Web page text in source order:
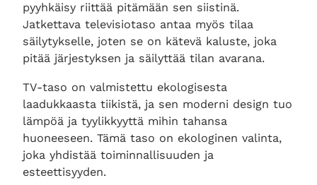
pyyhkäisy riittää pitämään sen siistinä.
Jatkettava televisiotaso antaa myös tilaa
säilytykselle, joten se on kätevä kaluste, joka
pitää järjestyksen ja säilyttää tilan avarana.
TV-taso on valmistettu ekologisesta
laadukkaasta tiikistä, ja sen moderni design tuo
lämpöä ja tyylikkyyttä mihin tahansa
huoneeseen. Tämä taso on ekologinen valinta,
joka yhdistää toiminnallisuuden ja
esteettisyyden.